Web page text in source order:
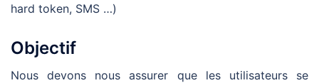
hard token, SMS …)
Objectif
Nous devons nous assurer que les utilisateurs se